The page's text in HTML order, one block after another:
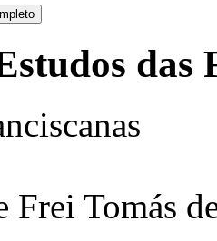
das
Frei Tomás